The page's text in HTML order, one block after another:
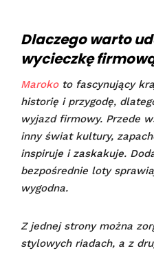
Dlaczego warto
wycieczkę
Marokoto fascynujący
historię i przygodę,
wyjazd firmowy. Przede
inny świat kultury,
inspiruje i zaskakuje.
bezpośrednie loty
wygodna.
Z jednej strony można
stylowych riadach, a z